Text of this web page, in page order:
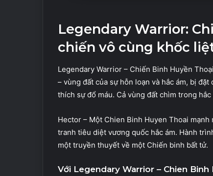
Legendary Warrior:
chiến vô cùng khốc
Legendary Warrior – Chiến Binh Huyền
– vùng đất của sự hỗn loạn và hắc ám, bị
thích sự đổ máu. Cả vùng đất chìm trong hắc
Hector – Một Chien Binh Huyen Thoai
tranh tiêu diệt vương quốc hắc ám. Hành
một truyền thuyết về một Chiến binh bất tử.
Với Legendary Warrior – Chien